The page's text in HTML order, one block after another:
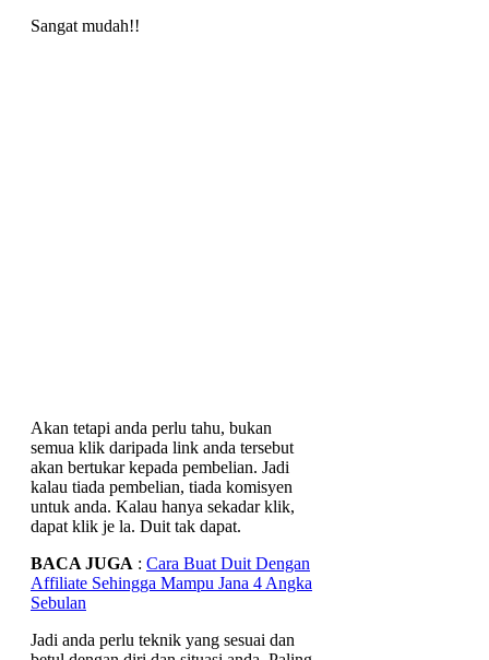
Sangat mudah!!
Akan tetapi anda perlu tahu, bukan
semua klik daripada link anda tersebut
akan bertukar kepada pembelian. Jadi
kalau tiada pembelian, tiada komisyen
untuk anda. Kalau hanya sekadar klik,
dapat klik je la. Duit tak dapat.
BACA JUGA : Cara Buat Duit Dengan
Affiliate Sehingga Mampu Jana 4 Angka
Sebulan
Jadi anda perlu teknik yang sesuai dan